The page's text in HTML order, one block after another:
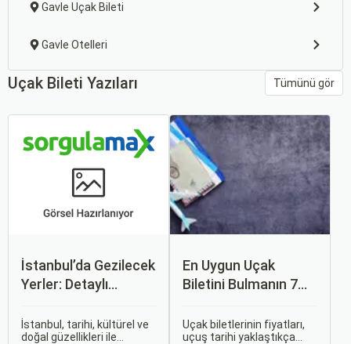
Gavle Uçak Bileti
Gavle Otelleri
Uçak Bileti Yazıları Tümünü gör
İstanbul’da Gezilecek
Yerler: Detaylı
İstanbul, tarihi, kültürel ve
doğal güzellikleri ile
En Uygun Uçak
Biletini Bulmanın 7
Uçak biletlerinin fiyatları,
uçuş tarihi yaklaştıkça